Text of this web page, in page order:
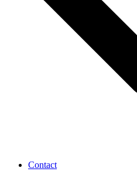
Contact